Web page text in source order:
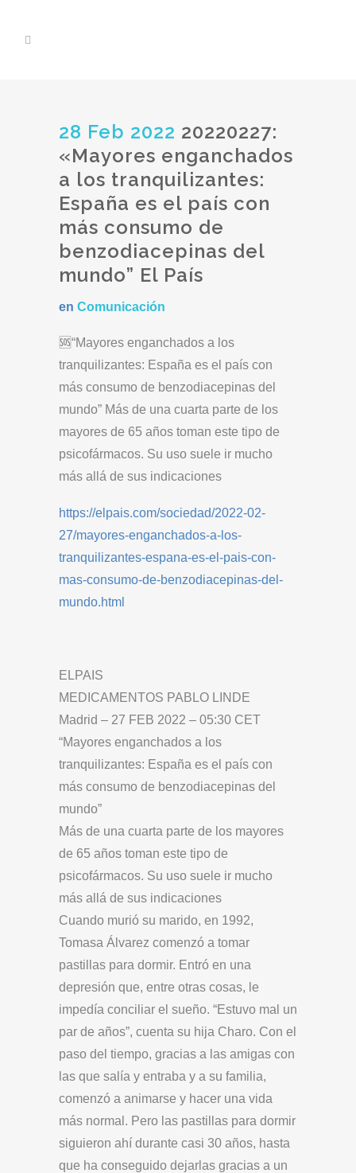
28 Feb 2022 20220227:
«Mayores enganchados
a los tranquilizantes:
España es el país con
más consumo de
benzodiacepinas del
mundo” El País
en Comunicación
🆘“Mayores enganchados a los
tranquilizantes: España es el país con
más consumo de benzodiacepinas del
mundo” Más de una cuarta parte de los
mayores de 65 años toman este tipo de
psicofármacos. Su uso suele ir mucho
más allá de sus indicaciones
https://elpais.com/sociedad/2022-02-
27/mayores-enganchados-a-los-
tranquilizantes-espana-es-el-pais-con-
mas-consumo-de-benzodiacepinas-del-
mundo.html
ELPAIS
MEDICAMENTOS PABLO LINDE
Madrid – 27 FEB 2022 – 05:30 CET
“Mayores enganchados a los
tranquilizantes: España es el país con
más consumo de benzodiacepinas del
mundo”
Más de una cuarta parte de los mayores
de 65 años toman este tipo de
psicofármacos. Su uso suele ir mucho
más allá de sus indicaciones
Cuando murió su marido, en 1992,
Tomasa Álvarez comenzó a tomar
pastillas para dormir. Entró en una
depresión que, entre otras cosas, le
impedía conciliar el sueño. “Estuvo mal un
par de años”, cuenta su hija Charo. Con el
paso del tiempo, gracias a las amigas con
las que salía y entraba y a su familia,
comenzó a animarse y hacer una vida
más normal. Pero las pastillas para dormir
siguieron ahí durante casi 30 años, hasta
que ha conseguido dejarlas gracias a un